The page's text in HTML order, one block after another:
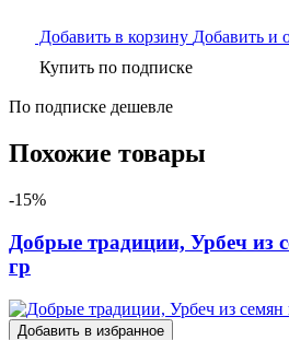
Добавить в корзину Добавить и
Купить по подписке
По подписке дешевле
Похожие товары
-15%
Добрые традиции, Урбеч из
гр
Добавить в избранное